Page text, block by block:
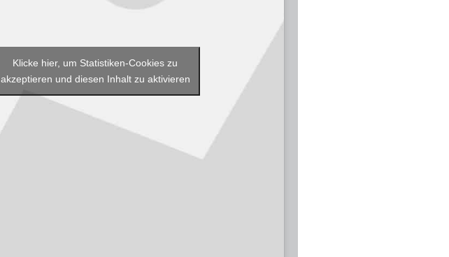
Klicke hier, um Statistiken-Cookies zu
akzeptieren und diesen Inhalt zu aktivieren